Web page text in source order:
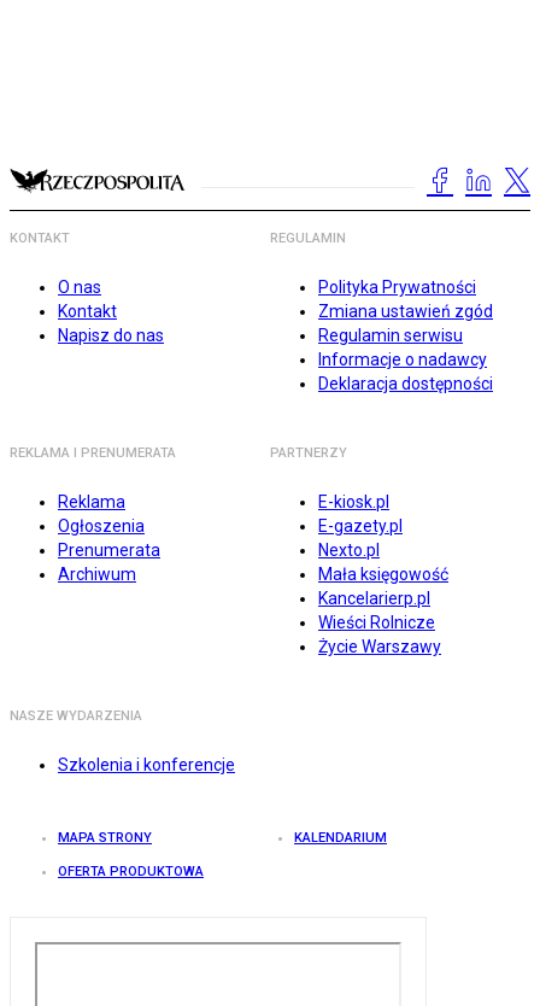
KONTAKT
O nas
Kontakt
Napisz do nas
REGULAMIN
Polityka Prywatności
Zmiana ustawień zgód
Regulamin serwisu
Informacje o nadawcy
Deklaracja dostępności
REKLAMA I PRENUMERATA
Reklama
Ogłoszenia
Prenumerata
Archiwum
PARTNERZY
E-kiosk.pl
E-gazety.pl
Nexto.pl
Mała księgowość
Kancelarierp.pl
Wieści Rolnicze
Życie Warszawy
NASZE WYDARZENIA
Szkolenia i konferencje
MAPA STRONY KALENDARIUM
OFERTA PRODUKTOWA